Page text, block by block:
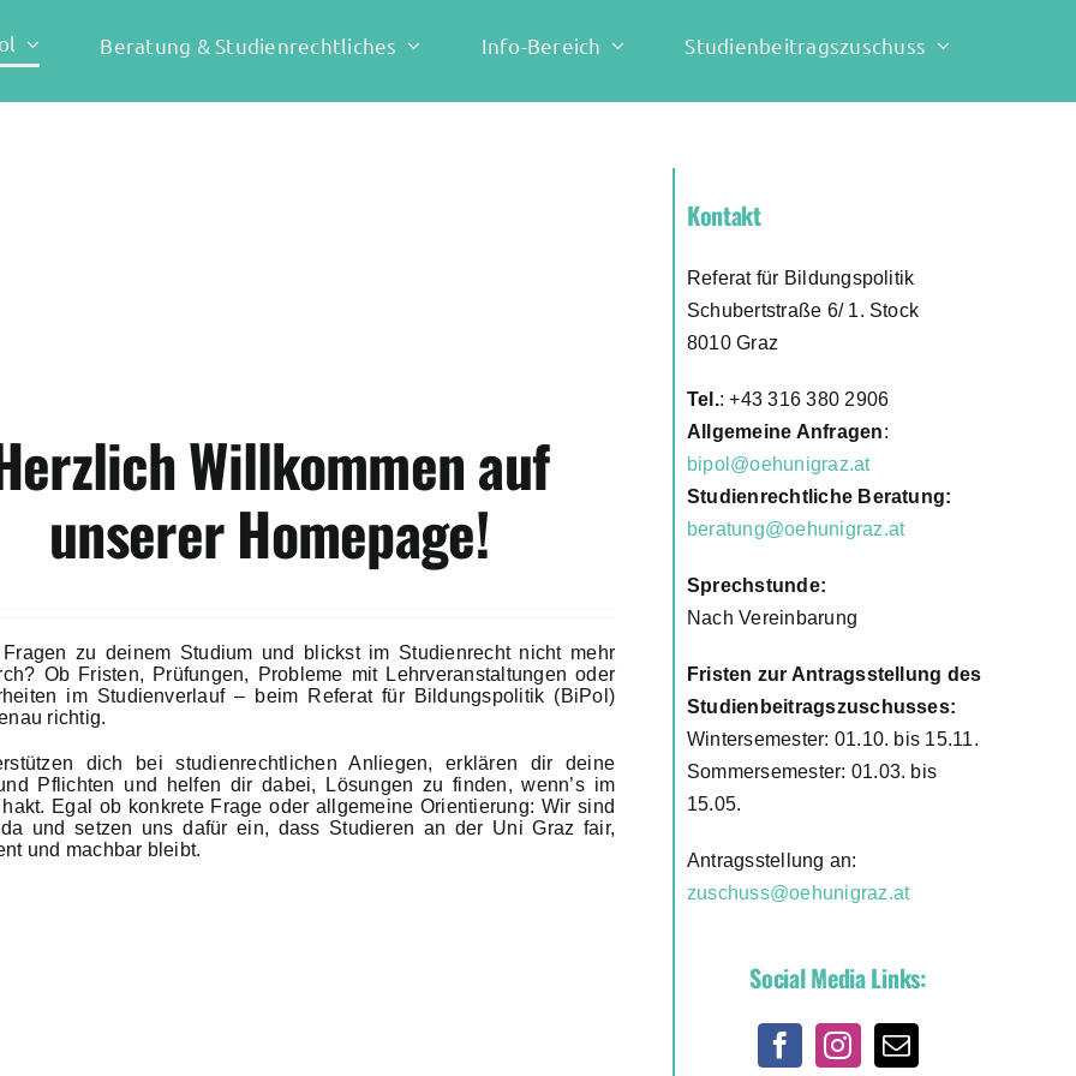
Beratung & Studienrechtliches Info-Bereich Studienbeitragszuschuss
Willkommen auf
unserer Homepage!
zu deinem Studium und blickst im Studienrecht nicht mehr
Ob Fristen, Prüfungen, Probleme mit Lehrveranstaltungen oder
im Studienverlauf – beim Referat für Bildungspolitik (BiPol)
richtig.
dich bei studienrechtlichen Anliegen, erklären dir deine
Pflichten und helfen dir dabei, Lösungen zu finden, wenn’s im
Egal ob konkrete Frage oder allgemeine Orientierung: Wir sind
und setzen uns dafür ein, dass Studieren an der Uni Graz fair,
und machbar bleibt.
Kontakt
Referat für Bildungspolitik
Schubertstraße 6/ 1. Stock
8010 Graz
Tel.: +43 316 380 2906
Allgemeine Anfragen:
bipol@oehunigraz.at
Studienrechtliche Beratung:
beratung@oehunigraz.at
Sprechstunde:
Nach Vereinbarung
Fristen zur Antragsstellung des
Studienbeitragszuschusses:
Wintersemester: 01.10. bis 15.11.
Sommersemester: 01.03. bis
15.05.
Antragsstellung an:
zuschuss@oehunigraz.at
Social Media Links: